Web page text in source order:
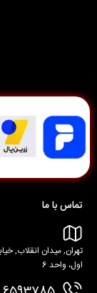
تماس با ما
اول، واحد 6